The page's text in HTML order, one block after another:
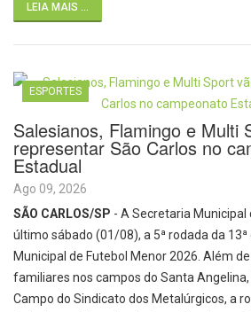
LEIA MAIS ...
ESPORTES
Salesianos, Flamingo e Multi
representar São Carlos no
Estadual
Ago 09, 2026
SÃO CARLOS/SP - A Secretaria Municipal
último sábado (01/08), a 5ª rodada da
Municipal de Futebol Menor 2026. Além
familiares nos campos do Santa
Campo do Sindicato dos Metalúrgicos, a